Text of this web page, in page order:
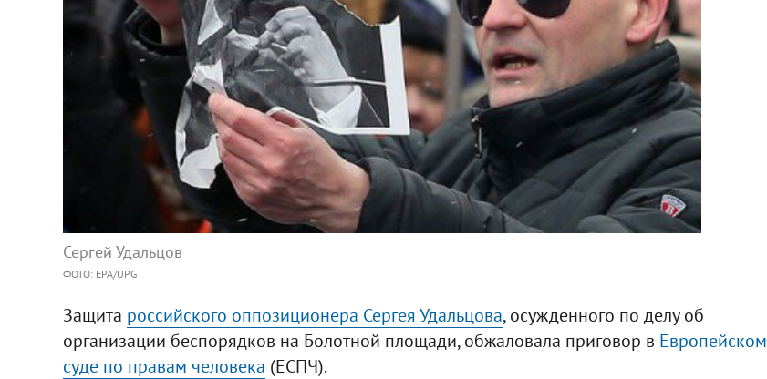
Сергей Удальцов
ФОТО: EPA/UPG
Защита российского оппозиционера Сергея Удальцова, осужденного по делу об
организации беспорядков на Болотной площади, обжаловала приговор в Европейском
суде по правам человека (ЕСПЧ).